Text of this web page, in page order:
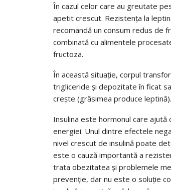
În cazul celor care au greutate
apetit crescut. Rezistența la
recomandă un consum redus de
combinată cu alimentele
fructoza.
În această situație, corpul
trigliceride și depozitate în ficat
crește (grăsimea produce leptină).
Insulina este hormonul care ajută
energiei. Unul dintre efectele
nivel crescut de insulină poate
este o cauză importantă a
trata obezitatea și problemele
prevenție, dar nu este o soluție